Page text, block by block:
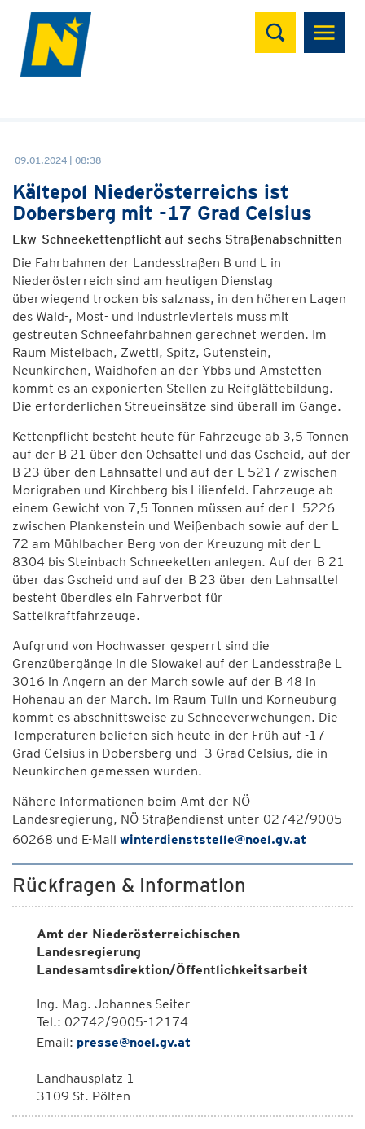
Suchen
09.01.2024 | 08:38
Kältepol Niederösterreichs ist
Dobersberg mit -17 Grad Celsius
Lkw-Schneekettenpflicht auf sechs Straßenabschnitten
Die Fahrbahnen der Landesstraßen B und L in
Niederösterreich sind am heutigen Dienstag
überwiegend trocken bis salznass, in den höheren Lagen
des Wald-, Most- und Industrieviertels muss mit
gestreuten Schneefahrbahnen gerechnet werden. Im
Raum Mistelbach, Zwettl, Spitz, Gutenstein,
Neunkirchen, Waidhofen an der Ybbs und Amstetten
kommt es an exponierten Stellen zu Reifglättebildung.
Die erforderlichen Streueinsätze sind überall im Gange.
Kettenpflicht besteht heute für Fahrzeuge ab 3,5 Tonnen
auf der B 21 über den Ochsattel und das Gscheid, auf der
B 23 über den Lahnsattel und auf der L 5217 zwischen
Morigraben und Kirchberg bis Lilienfeld. Fahrzeuge ab
einem Gewicht von 7,5 Tonnen müssen auf der L 5226
zwischen Plankenstein und Weißenbach sowie auf der L
72 am Mühlbacher Berg von der Kreuzung mit der L
8304 bis Steinbach Schneeketten anlegen. Auf der B 21
über das Gscheid und auf der B 23 über den Lahnsattel
besteht überdies ein Fahrverbot für
Sattelkraftfahrzeuge.
Aufgrund von Hochwasser gesperrt sind die
Grenzübergänge in die Slowakei auf der Landesstraße L
3016 in Angern an der March sowie auf der B 48 in
Hohenau an der March. Im Raum Tulln und Korneuburg
kommt es abschnittsweise zu Schneeverwehungen. Die
Temperaturen beliefen sich heute in der Früh auf -17
Grad Celsius in Dobersberg und -3 Grad Celsius, die in
Neunkirchen gemessen wurden.
Nähere Informationen beim Amt der NÖ
Landesregierung, NÖ Straßendienst unter 02742/9005-
60268 und E-Mail winterdienststelle@noel.gv.at
Rückfragen & Information
Amt der Niederösterreichischen
Landesregierung
Landesamtsdirektion/Öffentlichkeitsarbeit
Ing. Mag. Johannes Seiter
Tel.: 02742/9005-12174
Email: presse@noel.gv.at
Landhausplatz 1
3109 St. Pölten